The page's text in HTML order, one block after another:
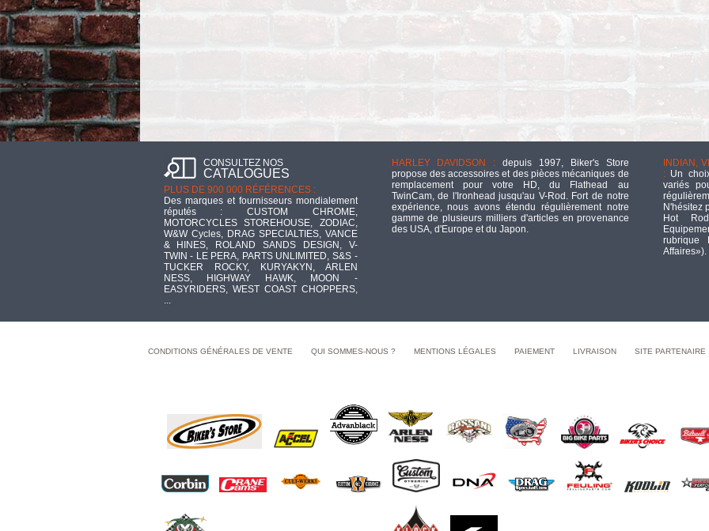
CONSULTEZ NOS
CATALOGUES
PLUS DE 900 000 RÉFÉRENCES :
Des marques et fournisseurs mondialement
réputés : CUSTOM CHROME,
MOTORCYCLES STOREHOUSE, ZODIAC,
W&W Cycles, DRAG SPECIALTIES, VANCE
& HINES, ROLAND SANDS DESIGN, V-
TWIN - LE PERA, PARTS UNLIMITED, S&S -
TUCKER ROCKY, KURYAKYN, ARLEN
NESS, HIGHWAY HAWK, MOON -
EASYRIDERS, WEST COAST CHOPPERS,
...
HARLEY DAVIDSON : depuis 1997, Biker's Store
propose des accessoires et des pièces mécaniques de
remplacement pour votre HD, du Flathead au
TwinCam, de l'Ironhead jusqu'au V-Rod. Fort de notre
expérience, nous avons étendu régulièrement notre
gamme de plusieurs milliers d'articles en provenance
des USA, d'Europe et du Japon.
INDIAN,
:Un
variés
N'hésitez
Hot
rubrique
Affaires»).
CONDITIONS GÉNÉRALES DE VENTE QUI SOMMES-NOUS ? MENTIONS LÉGALES PAIEMENT LIVRAISON SITE PARTENAIRE